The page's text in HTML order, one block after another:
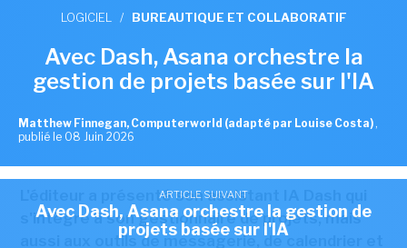
ARTICLE SUIVANT
Avec Dash, Asana orchestre la gestion de
projets basée sur l'IA
LOGICIEL / BUREAUTIQUE ET COLLABORATIF
Avec Dash, Asana orchestre la
gestion de projets basée sur l'IA
Matthew Finnegan, Computerworld (adapté par Louise Costa) ,
publié le 08 Juin 2026
L'éditeur a présenté son assistant IA Dash qui
s'intègre à son gestionnaire de projets, mais
aussi aux outils de messagerie, de calendrier et